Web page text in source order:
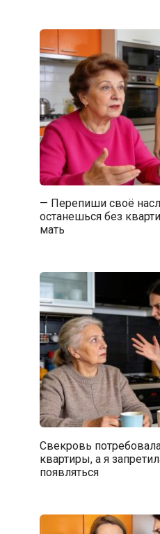
— Перепиши своё
останешься без
мать
Свекровь
квартиры, а я
появляться